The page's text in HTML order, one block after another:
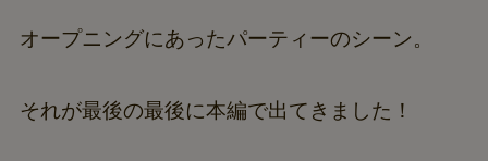
オープニングにあったパーティーのシーン。
それが最後の最後に本編で出てきました！